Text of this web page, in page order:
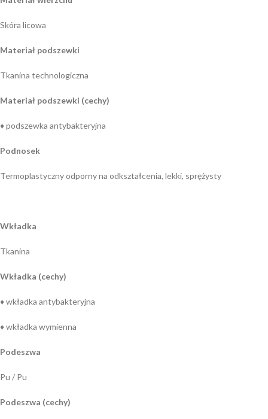
Skóra licowa
Materiał podszewki
Tkanina technologiczna
Materiał podszewki (cechy)
♦ podszewka antybakteryjna
Podnosek
Termoplastyczny odporny na odkształcenia, lekki, sprężysty
Wkładka
Tkanina
Wkładka (cechy)
♦ wkładka antybakteryjna
♦ wkładka wymienna
Podeszwa
Pu / Pu
Podeszwa (cechy)